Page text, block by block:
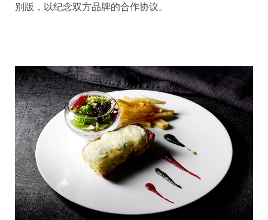
别版，以纪念双方品牌的合作协议。